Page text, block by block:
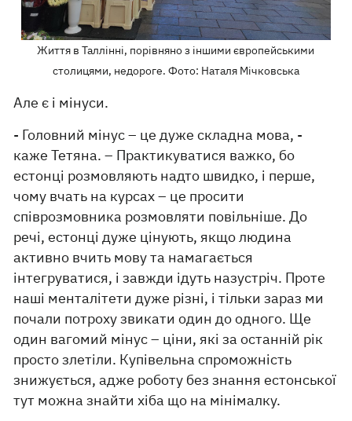
Життя в Таллінні, порівняно з іншими європейськими
столицями, недороге. Фото: Наталя Мічковська
Але є і мінуси.
- Головний мінус – це дуже складна мова, -
каже Тетяна. – Практикуватися важко, бо
естонці розмовляють надто швидко, і перше,
чому вчать на курсах – це просити
співрозмовника розмовляти повільніше. До
речі, естонці дуже цінують, якщо людина
активно вчить мову та намагається
інтегруватися, і завжди ідуть назустріч. Проте
наші менталітети дуже різні, і тільки зараз ми
почали потроху звикати один до одного. Ще
один вагомий мінус – ціни, які за останній рік
просто злетіли. Купівельна спроможність
знижується, адже роботу без знання естонської
тут можна знайти хіба що на мінімалку.